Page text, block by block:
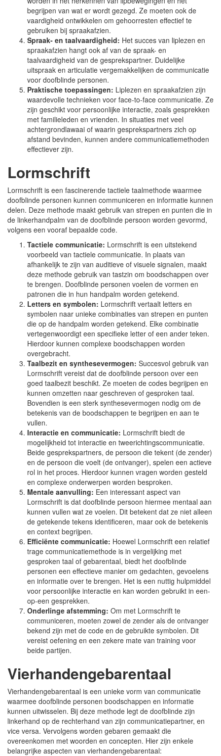
begrijpen van wat er wordt gezegd. Ze moeten ook de
vaardigheid ontwikkelen om gehoorresten effectief te
gebruiken bij spraakafzien.
Spraak- en taalvaardigheid: Het succes van liplezen en
spraakafzien hangt ook af van de spraak- en
taalvaardigheid van de gesprekspartner. Duidelijke
uitspraak en articulatie vergemakkelijken de communicatie
voor doofblinde personen.
Praktische toepassingen: Liplezen en spraakafzien zijn
waardevolle technieken voor face-to-face communicatie. Ze
zijn geschikt voor persoonlijke interactie, zoals gesprekken
met familieleden en vrienden. In situaties met veel
achtergrondlawaai of waarin gesprekspartners zich op
afstand bevinden, kunnen andere communicatiemethoden
effectiever zijn.
Lormschrift
Lormschrift is een fascinerende tactiele taalmethode waarmee
doofblinde personen kunnen communiceren en informatie kunnen
delen. Deze methode maakt gebruik van strepen en punten die in
de linkerhandpalm van de doofblinde persoon worden gevormd,
volgens een vooraf bepaalde code.
Tactiele communicatie: Lormschrift is een uitstekend
voorbeeld van tactiele communicatie. In plaats van
afhankelijk te zijn van auditieve of visuele signalen, maakt
deze methode gebruik van tastzin om boodschappen over
te brengen. Doofblinde personen voelen de vormen en
patronen die in hun handpalm worden getekend.
Letters en symbolen: Lormschrift vertaalt letters en
symbolen naar unieke combinaties van strepen en punten
die op de handpalm worden getekend. Elke combinatie
vertegenwoordigt een specifieke letter of een ander teken.
Hierdoor kunnen complexe boodschappen worden
overgebracht.
Taalbezit en synthesevermogen: Succesvol gebruik van
Lormschrift vereist dat de doofblinde persoon over een
goed taalbezit beschikt. Ze moeten de codes begrijpen en
kunnen omzetten naar geschreven of gesproken taal.
Bovendien is een sterk synthesevermogen nodig om de
betekenis van de boodschappen te begrijpen en aan te
vullen.
Interactie en communicatie: Lormschrift biedt de
mogelijkheid tot interactie en tweerichtingscommunicatie.
Beide gesprekspartners, de persoon die tekent (de zender)
en de persoon die voelt (de ontvanger), spelen een actieve
rol in het proces. Hierdoor kunnen vragen worden gesteld
en complexe onderwerpen worden besproken.
Mentale aanvulling: Een interessant aspect van
Lormschrift is dat doofblinde persoon hiermee mentaal aan
kunnen vullen wat ze voelen. Dit betekent dat ze niet alleen
de getekende tekens identificeren, maar ook de betekenis
en context begrijpen.
Efficiënte communicatie: Hoewel Lormschrift een relatief
trage communicatiemethode is in vergelijking met
gesproken taal of gebarentaal, biedt het doofblinde
personen een effectieve manier om gedachten, gevoelens
en informatie over te brengen. Het is een nuttig hulpmiddel
voor persoonlijke interactie en kan worden gebruikt in een-
op-een gesprekken.
Onderlinge afstemming: Om met Lormschrift te
communiceren, moeten zowel de zender als de ontvanger
bekend zijn met de code en de gebruikte symbolen. Dit
vereist oefening en een zekere mate van training voor
beide partijen.
Vierhandengebarentaal
Vierhandengebarentaal is een unieke vorm van communicatie
waarmee doofblinde personen boodschappen en informatie
kunnen uitwisselen. Bij deze methode legt de doofblinde zijn
linkerhand op de rechterhand van zijn communicatiepartner, en
vice versa. Vervolgens worden gebaren gemaakt die
overeenkomen met woorden en concepten. Hier zijn enkele
belangrijke aspecten van vierhandengebarentaal: